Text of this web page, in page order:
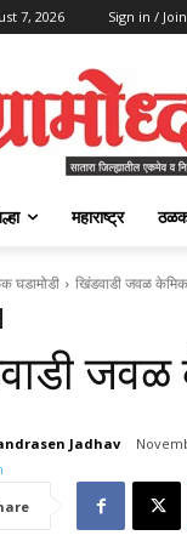
7, 2026 Sign in / Join
महाराष्ट्र ठळक
घडामोडी खिंडवाडी जवळ
Jadhav